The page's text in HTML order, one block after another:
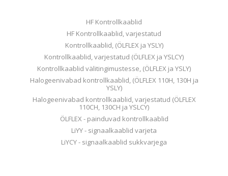
HF Kontrollkaablid
HF Kontrollkaablid, varjestatud
Kontrollkaablid, (ÖLFLEX ja YSLY)
Kontrollkaablid, varjestatud (ÖLFLEX ja YSLCY)
Kontrollkaablid välitingimustesse, (ÖLFLEX ja YSLY)
Halogeenivabad kontrollkaablid, (ÖLFLEX 110H, 130H ja
YSLY)
Halogeenivabad kontrollkaablid, varjestatud (ÖLFLEX
110CH, 130CH ja YSLCY)
ÖLFLEX - painduvad kontrollkaablid
LiYY - signaalkaablid varjeta
LiYCY - signaalkaablid sukkvarjega